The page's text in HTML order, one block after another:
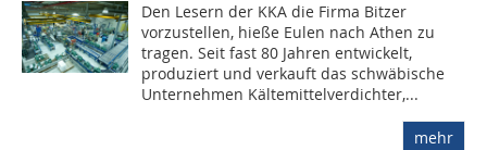
Den Lesern der KKA die Firma Bitzer
vorzustellen, hieße Eulen nach Athen zu
tragen. Seit fast 80 Jahren entwickelt,
produziert und verkauft das schwäbische
Unternehmen Kältemittelverdichter,...
mehr